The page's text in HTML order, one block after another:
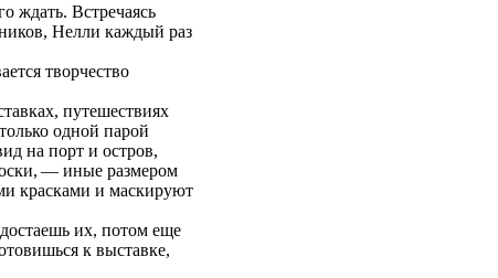
ждать. Встречаясь
Нелли каждый раз
творчество
путешествиях
одной парой
на порт и остров,
— иные размером
красками и маскируют
их, потом еще
к выставке,